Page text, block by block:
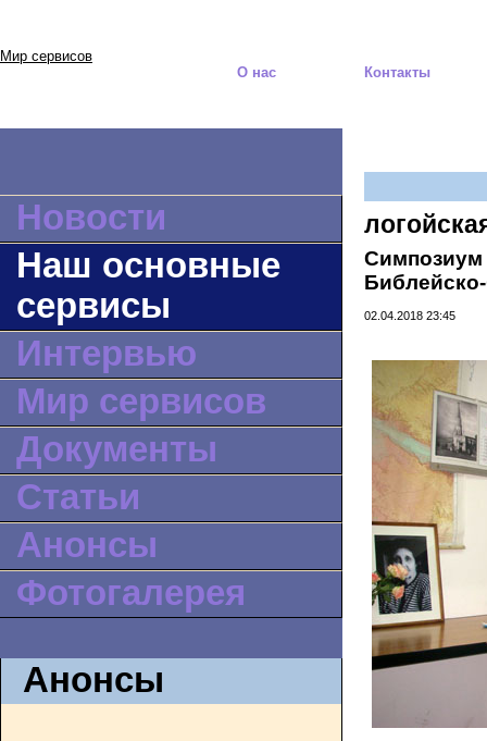
Мир сервисов
О нас
Контакты
Новости
Наш основные
сервисы
Интервью
Мир сервисов
Документы
Статьи
Анонсы
Фотогалерея
Анонсы
Симпозиум
02.04.2018 23:45